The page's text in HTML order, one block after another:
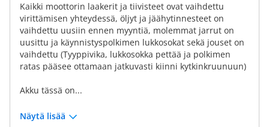
Kaikki moottorin laakerit ja tiivisteet ovat vaihdettu
virittämisen yhteydessä, öljyt ja jäähytinnesteet on
vaihdettu uusiin ennen myyntiä, molemmat jarrut on
uusittu ja käynnistyspolkimen lukkosokat sekä jouset on
vaihdettu (Tyyppivika, lukkosokka pettää ja polkimen
ratas pääsee ottamaan jatkuvasti kiinni kytkinkruunuun)
Akku tässä on...
Näytä lisää